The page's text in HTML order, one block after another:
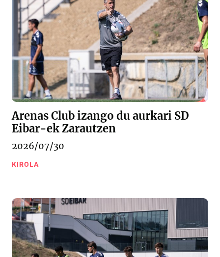
Arenas Club izango du aurkari SD
Eibar-ek Zarautzen
2026/07/30
KIROLA